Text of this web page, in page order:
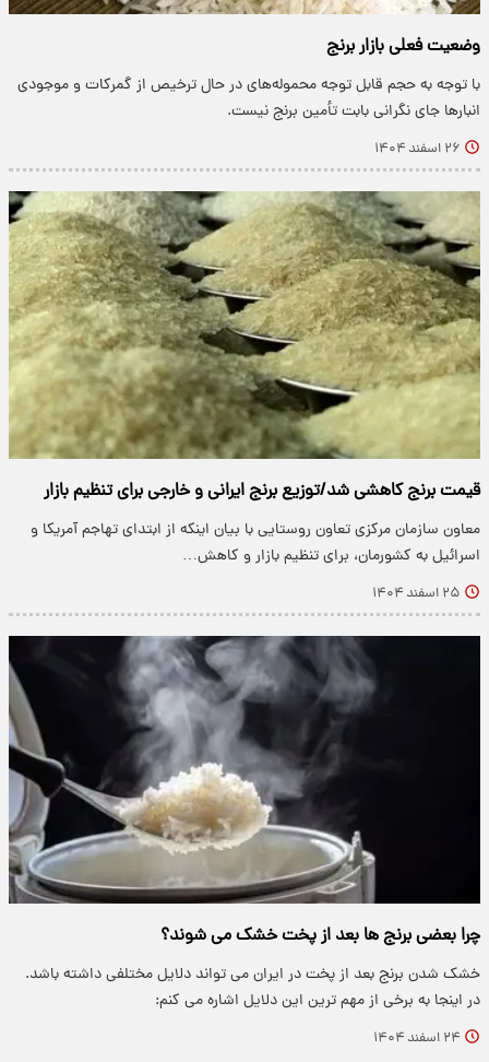
وضعیت فعلی بازار برنج
با توجه به حجم قابل توجه محموله‌های در حال ترخیص از گمرکات و موجودی
انبارها جای نگرانی بابت تأمین برنج نیست.
۲۶ اسفند ۱۴۰۴
قیمت برنج کاهشی شد/توزیع برنج ایرانی و خارجی برای تنظیم بازار
معاون سازمان مرکزی تعاون روستایی با بیان اینکه از ابتدای تهاجم آمریکا و
اسرائیل به کشورمان، برای تنظیم بازار و کاهش…
۲۵ اسفند ۱۴۰۴
چرا بعضی برنج ها بعد از پخت خشک می شوند؟
خشک شدن برنج بعد از پخت در ایران می تواند دلایل مختلفی داشته باشد.
در اینجا به برخی از مهم ترین این دلایل اشاره می کنم:
۲۴ اسفند ۱۴۰۴